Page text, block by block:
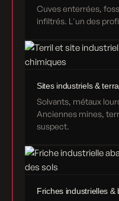
Cuves enterrées,
infiltrés. L'un des
Sites industriels &
Solvants, métaux
Anciennes mines,
suspect.
Friches industrielles